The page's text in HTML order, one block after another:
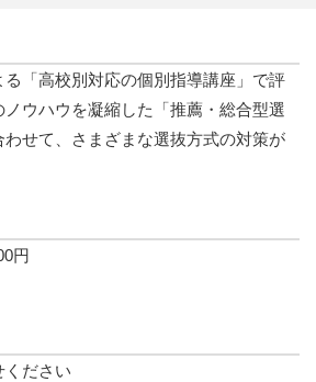
「高校別対応の個別指導講座」で評
ウハウを凝縮した「推薦・総合型選
せて、さまざまな選抜方式の対策が
円
ください